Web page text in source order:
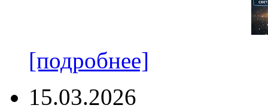
[подробнее]
15.03.2026